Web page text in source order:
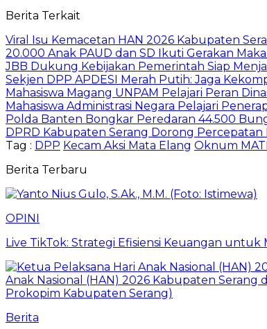
Berita Terkait
Viral Isu Kemacetan HAN 2026 Kabupaten
20.000 Anak PAUD dan SD Ikuti Gerakan
JBB Dukung Kebijakan Pemerintah Siap
Sekjen DPP APDESI Merah Putih: Jaga
Mahasiswa Magang UNPAM Pelajari Peran
Mahasiswa Administrasi Negara Pelajari
Polda Banten Bongkar Peredaran 44.500
DPRD Kabupaten Serang Dorong
Tag : DPP Kecam Aksi Mata Elang Oknum
Berita Terbaru
OPINI
Live TikTok: Strategi Efisiensi Keuangan
Berita